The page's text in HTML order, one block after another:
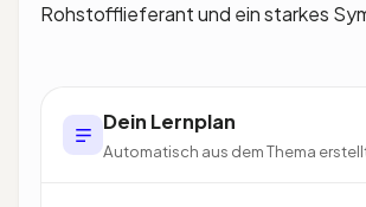
Rohstofflieferant und ein starkes
Dein Lernplan
Automatisch aus dem Thema